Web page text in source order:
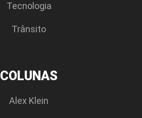
Tecnologia
Trânsito
COLUNAS
Alex Klein